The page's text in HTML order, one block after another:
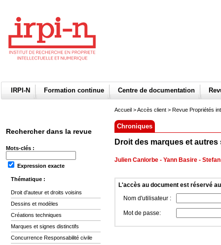
IRPI-N Formation continue Centre de documentation
Rechercher dans la revue
Mots-clés :
Expression exacte
Thématique :
Droit d'auteur et droits voisins
Dessins et modèles
Créations techniques
Marques et signes distinctifs
Concurrence Responsabilité civile
Accueil >Accès client > Revue Propriétés
Chroniques
Droit des marques et
Julien Canlorbe - Yann Basire -
L'accès au document est réservé
Nom d'utilisateur :
Mot de passe: